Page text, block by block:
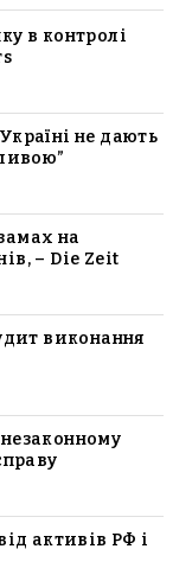
в контролі
не дають
на
– Die Zeit
виконання
активів РФ і